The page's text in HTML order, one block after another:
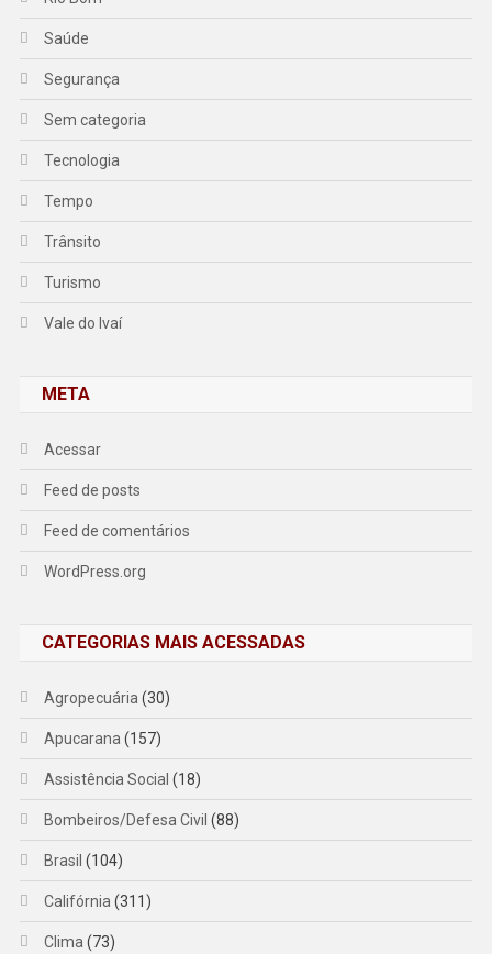
Saúde
Segurança
Sem categoria
Tecnologia
Tempo
Trânsito
Turismo
Vale do Ivaí
META
Acessar
Feed de posts
Feed de comentários
WordPress.org
CATEGORIAS MAIS ACESSADAS
Agropecuária (30)
Apucarana (157)
Assistência Social (18)
Bombeiros/Defesa Civil (88)
Brasil (104)
Califórnia (311)
Clima (73)